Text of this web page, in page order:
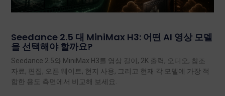
Seedance 2.5 대 MiniMax H3: 어떤 AI 영상 모델
을 선택해야 할까요?
Seedance 2.5와 MiniMax H3를 영상 길이, 2K 출력, 오디오, 참조
자료, 편집, 오픈 웨이트, 현지 사용, 그리고 현재 각 모델에 가장 적
합한 용도 측면에서 비교해 보세요.